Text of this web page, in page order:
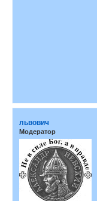
львович
Модератор